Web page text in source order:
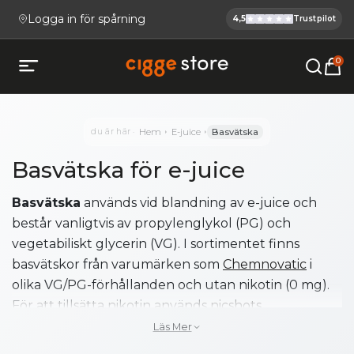
Logga in för spårning
Cigge.se
4,5 Trustpilot
Öppna mobilmeny
Köp E-cigg, E-juice, Snus &
0
du är här Hem E-juice Basvätska
Basvätska för e-juice
Basvätska används vid blandning av e-juice och
består vanligtvis av propylenglykol (PG) och
vegetabiliskt glycerin (VG). I sortimentet finns
basvätskor från varumärken som Chemnovatic i
olika VG/PG-förhållanden och utan nikotin (0 mg).
För att tillsätta nikotin används nicshots
Läs Mer